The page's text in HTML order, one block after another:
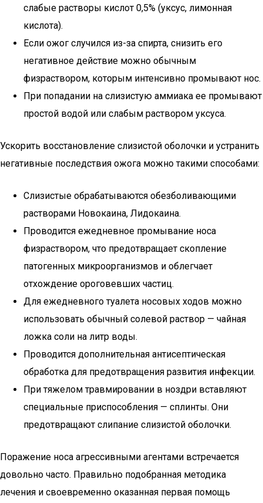
слабые растворы кислот 0,5% (уксус, лимонная
кислота).
Если ожог случился из-за спирта, снизить его
негативное действие можно обычным
физраствором, которым интенсивно промывают нос.
При попадании на слизистую аммиака ее промывают
простой водой или слабым раствором уксуса.
Ускорить восстановление слизистой оболочки и устранить
негативные последствия ожога можно такими способами:
Слизистые обрабатываются обезболивающими
растворами Новокаина, Лидокаина.
Проводится ежедневное промывание носа
физраствором, что предотвращает скопление
патогенных микроорганизмов и облегчает
отхождение ороговевших частиц.
Для ежедневного туалета носовых ходов можно
использовать обычный солевой раствор — чайная
ложка соли на литр воды.
Проводится дополнительная антисептическая
обработка для предотвращения развития инфекции.
При тяжелом травмировании в ноздри вставляют
специальные приспособления — сплинты. Они
предотвращают слипание слизистой оболочки.
Поражение носа агрессивными агентами встречается
довольно часто. Правильно подобранная методика
лечения и своевременно оказанная первая помощь